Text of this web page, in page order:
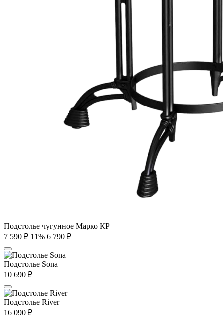
Подстолье чугунное Марко КР
7 590 ₽ 11% 6 790 ₽
Подстолье Sona
10 690 ₽
Подстолье River
16 090 ₽